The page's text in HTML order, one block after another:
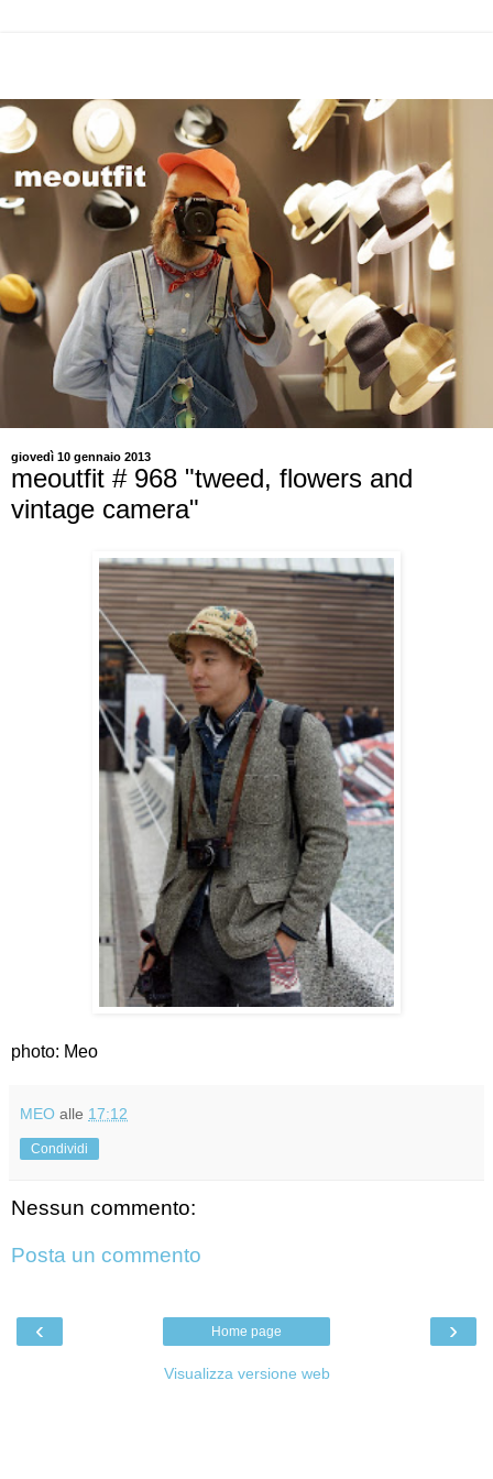
giovedì 10 gennaio 2013
meoutfit # 968 "tweed, flowers and
vintage camera"
photo: Meo
MEO alle 17:12
Condividi
Nessun commento:
Posta un commento
‹ ›
Home page
Visualizza versione web